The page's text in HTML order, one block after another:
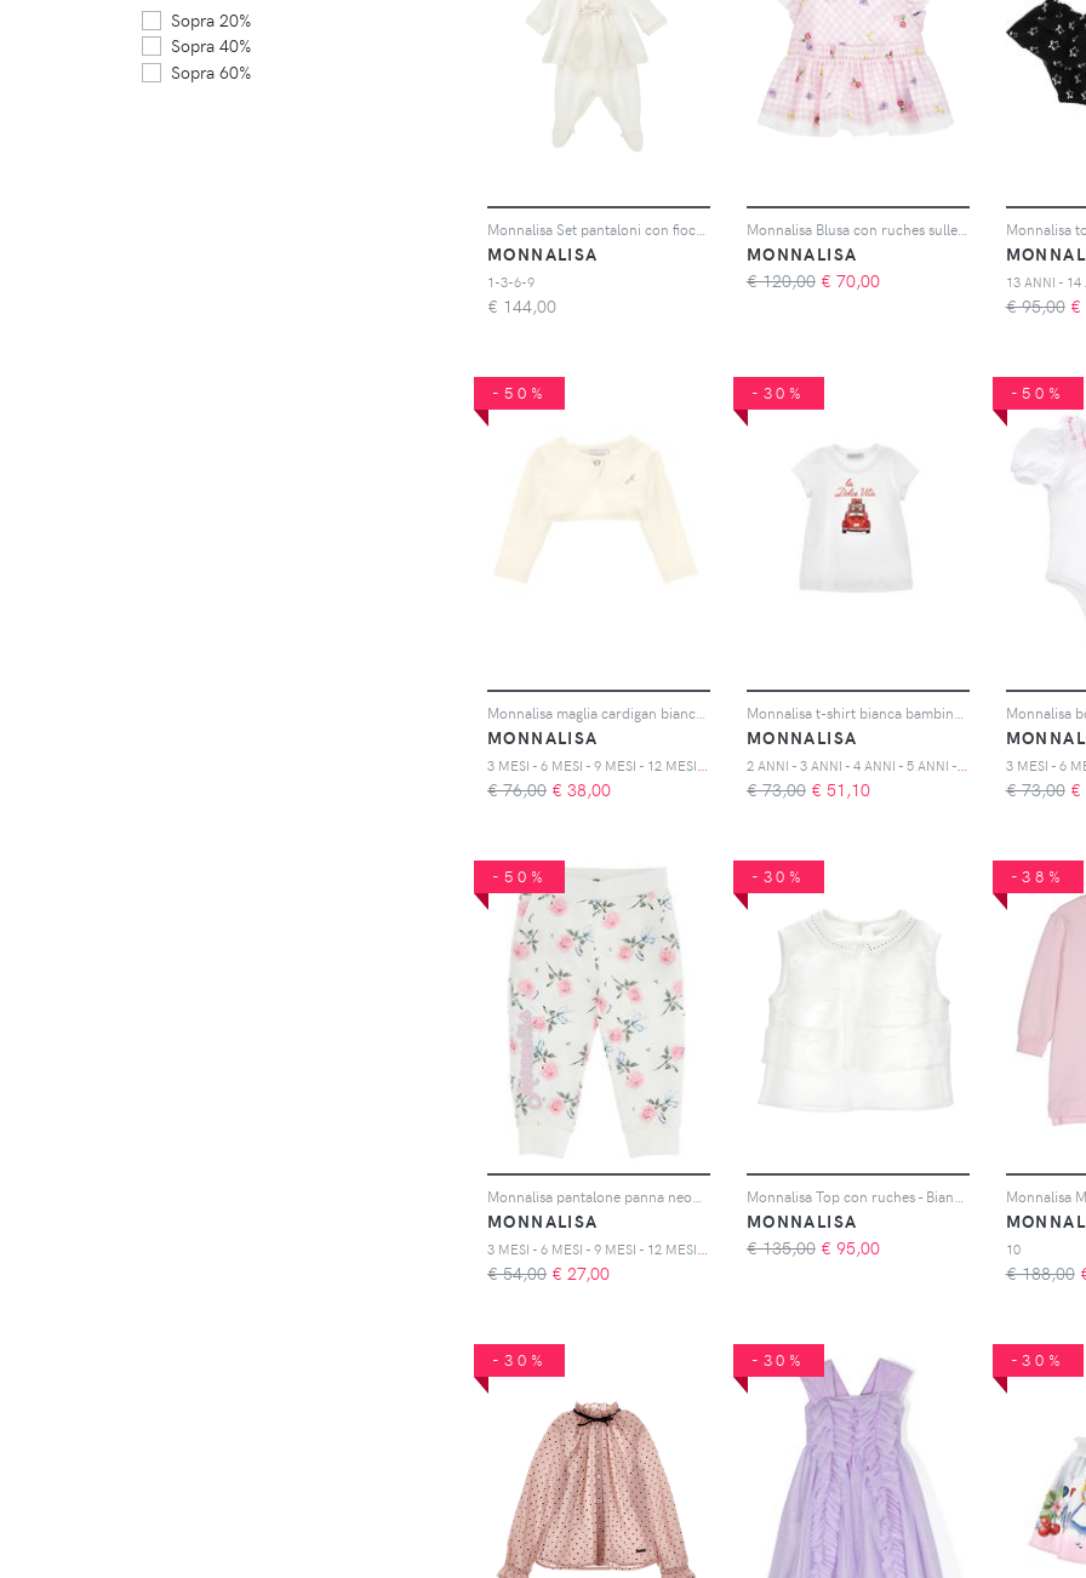
MONNALISA
1-3-6-9
€ 144,00
Monnalisa Blusa con ruches sulle maniche - Rosa
MONNALISA
€ 120,00 € 70,00 13 ANNI - 14
€ 95,00 €
-50%
MONNALISA
€ 76,00 € 38,00
-30%
MONNALISA
2ANNI - 3 ANNI - 4 ANNI - 5 ANNI - 6 ANNI - 8 ANNI - 10 ANNI
€ 73,00 € 51,10
-50%
€ 73,00 €
-50%
MONNALISA
€ 54,00 € 27,00
-30%
MONNALISA
€ 135,00 € 95,00
-38%
10
€ 188,00
-30% -30% -30%
Sopra 20%
Sopra 40%
Sopra 60%